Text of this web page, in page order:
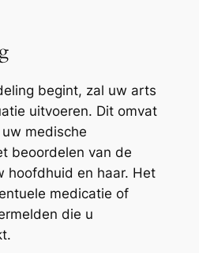
begint, zal uw arts
uitvoeren. Dit omvat
medische
beoordelen van de
hoofdhuid en haar. Het
medicatie of
die u